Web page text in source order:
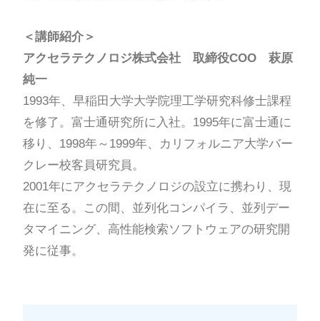
＜講師紹介＞
アクセラテクノロジ株式会社 取締役COO 萩原
純一
1993年、早稲田大学大学院理工学研究科修士課程
を修了。富士通研究所に入社。1995年に富士通に
移り、1998年～1999年、カリフォルニア大学バー
クレー校客員研究員。
2001年にアクセラテクノロジの設立に携わり、現
在に至る。この間、並列化コンパイラ、並列デー
タマイニング、高性能検索ソフトウェアの研究開
発に従事。